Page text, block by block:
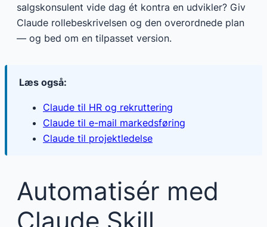
salgskonsulent vide dag ét kontra en udvikler? Giv
Claude rollebeskrivelsen og den overordnede plan
— og bed om en tilpasset version.
Læs også:
Claude til HR og rekruttering
Claude til e-mail markedsføring
Claude til projektledelse
Automatisér med
Claude Skill